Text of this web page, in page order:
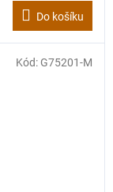
Do košíku
Kód: G75201-M